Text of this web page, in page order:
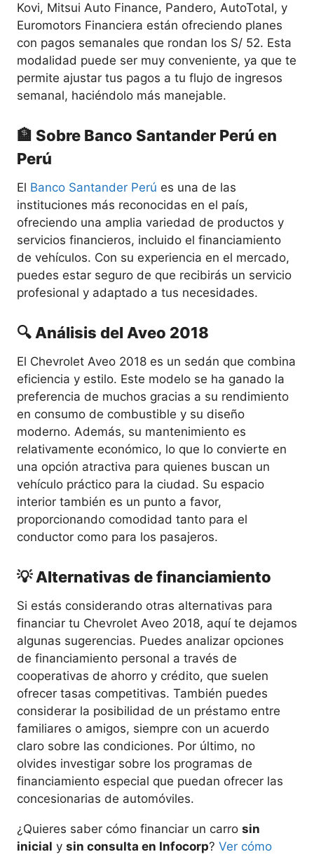
Kovi, Mitsui Auto Finance, Pandero, AutoTotal, y
Euromotors Financiera están ofreciendo planes
con pagos semanales que rondan los S/ 52. Esta
modalidad puede ser muy conveniente, ya que te
permite ajustar tus pagos a tu flujo de ingresos
semanal, haciéndolo más manejable.
🏦 Sobre Banco Santander Perú en
Perú
El Banco Santander Perú es una de las
instituciones más reconocidas en el país,
ofreciendo una amplia variedad de productos y
servicios financieros, incluido el financiamiento
de vehículos. Con su experiencia en el mercado,
puedes estar seguro de que recibirás un servicio
profesional y adaptado a tus necesidades.
🔍 Análisis del Aveo 2018
El Chevrolet Aveo 2018 es un sedán que combina
eficiencia y estilo. Este modelo se ha ganado la
preferencia de muchos gracias a su rendimiento
en consumo de combustible y su diseño
moderno. Además, su mantenimiento es
relativamente económico, lo que lo convierte en
una opción atractiva para quienes buscan un
vehículo práctico para la ciudad. Su espacio
interior también es un punto a favor,
proporcionando comodidad tanto para el
conductor como para los pasajeros.
💡 Alternativas de financiamiento
Si estás considerando otras alternativas para
financiar tu Chevrolet Aveo 2018, aquí te dejamos
algunas sugerencias. Puedes analizar opciones
de financiamiento personal a través de
cooperativas de ahorro y crédito, que suelen
ofrecer tasas competitivas. También puedes
considerar la posibilidad de un préstamo entre
familiares o amigos, siempre con un acuerdo
claro sobre las condiciones. Por último, no
olvides investigar sobre los programas de
financiamiento especial que puedan ofrecer las
concesionarias de automóviles.
¿Quieres saber cómo financiar un carro sin
inicial y sin consulta en Infocorp? Ver cómo